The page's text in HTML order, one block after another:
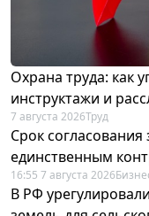
Охрана труда: как
инструктажи и
7 августа 2026Труд
Срок
единственным
16:55 7 августа 2026
В РФ